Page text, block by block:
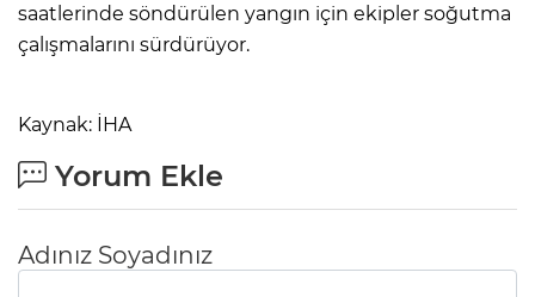
saatlerinde söndürülen yangın için ekipler soğutma
çalışmalarını sürdürüyor.
Kaynak: İHA
Yorum Ekle
Adınız Soyadınız